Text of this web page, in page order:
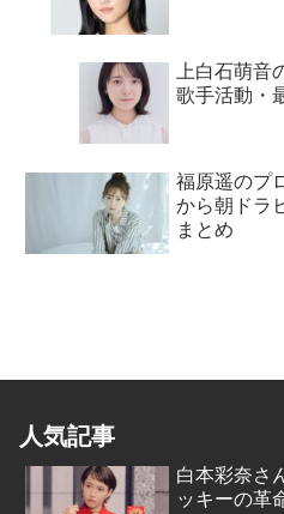
上白石萌音
歌手活動・
福原遥のプ
から朝ドラ
まとめ
人気記事
白本彩奈さ
ッキーの革